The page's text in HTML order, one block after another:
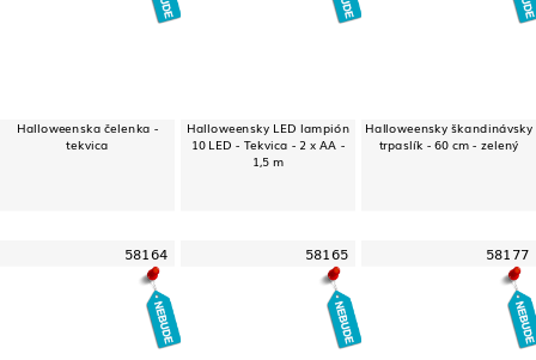
Halloweenska čelenka -
tekvica
Halloweensky LED lampión
10 LED - Tekvica - 2 x AA -
1,5 m
Halloweensky škandinávsky
trpaslík - 60 cm - zelený
58164 58165 58177